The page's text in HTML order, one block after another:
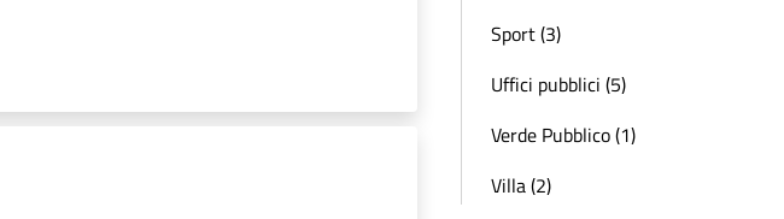
Sport (3)
Uffici pubblici (5)
Verde Pubblico (1)
Villa (2)